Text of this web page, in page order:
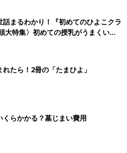
話まるわかり！『初めてのひよこクラ
大特集〉初めての授乳がうまくい
ミルクの基本と夏のトラブル 解決テ
たら！2冊の「たまひよ」
くらかかる？墓じまい費用